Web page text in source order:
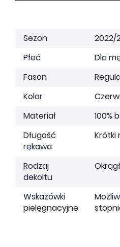
Sezon
2022/
Płeć
Dla
Fason
Kolor
Materiał
100%
Długość
rękawa
Krótki
Rodzaj
dekoltu
Wskazówki
pielęgnacyjne